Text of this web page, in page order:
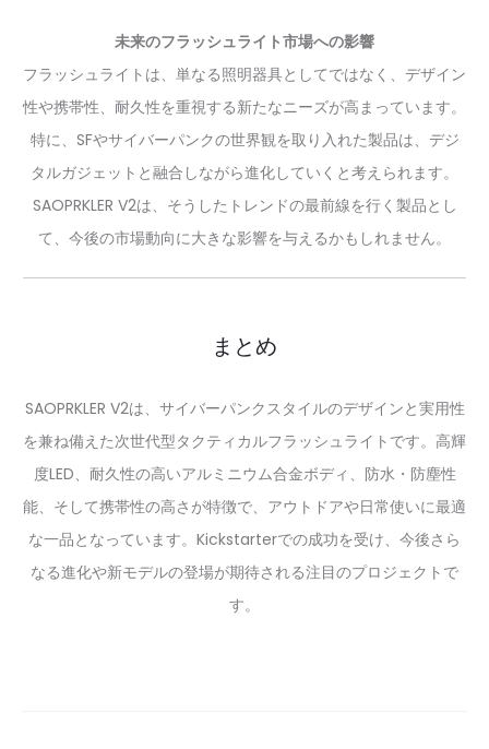
未来のフラッシュライト市場への影響
フラッシュライトは、単なる照明器具としてではなく、デザイン
性や携帯性、耐久性を重視する新たなニーズが高まっています。
特に、SFやサイバーパンクの世界観を取り入れた製品は、デジ
タルガジェットと融合しながら進化していくと考えられます。
SAOPRKLER V2は、そうしたトレンドの最前線を行く製品とし
て、今後の市場動向に大きな影響を与えるかもしれません。
まとめ
SAOPRKLER V2は、サイバーパンクスタイルのデザインと実用性
を兼ね備えた次世代型タクティカルフラッシュライトです。高輝
度LED、耐久性の高いアルミニウム合金ボディ、防水・防塵性
能、そして携帯性の高さが特徴で、アウトドアや日常使いに最適
な一品となっています。Kickstarterでの成功を受け、今後さら
なる進化や新モデルの登場が期待される注目のプロジェクトで
す。